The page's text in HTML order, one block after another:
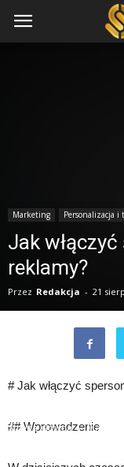
Strona główna Marketing
Marketing Personalizacja
Jak
reklamy?
Przez Redakcja - 21
# Jak włączyć
## Wprowadzenie